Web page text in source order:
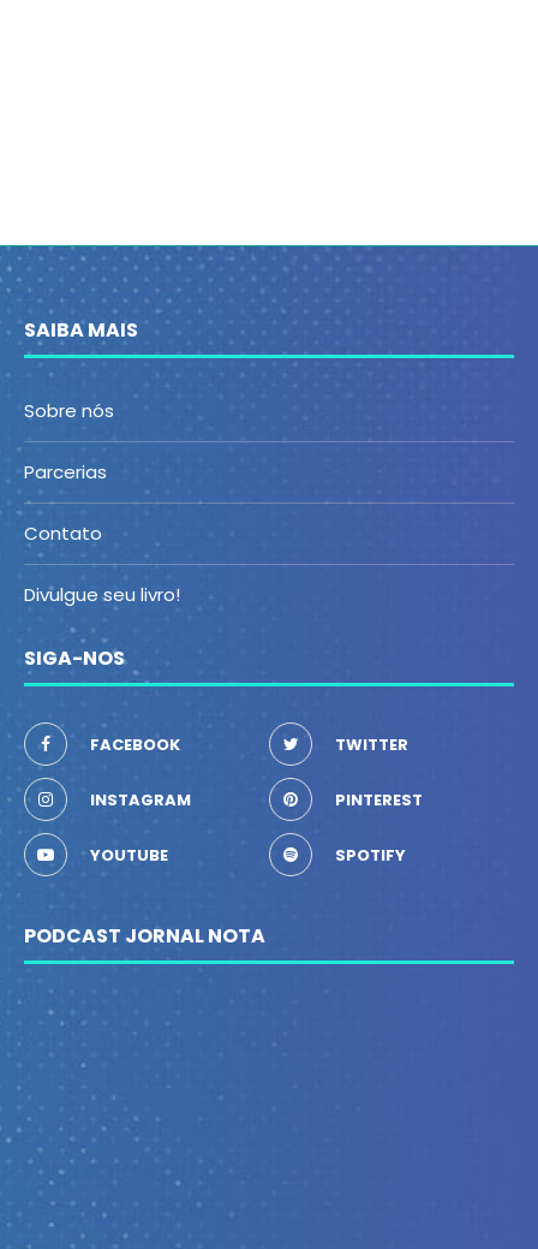
SAIBA MAIS
Sobre nós
Parcerias
Contato
Divulgue seu livro!
SIGA-NOS
FACEBOOK TWITTER
INSTAGRAM PINTEREST
YOUTUBE SPOTIFY
PODCAST JORNAL NOTA